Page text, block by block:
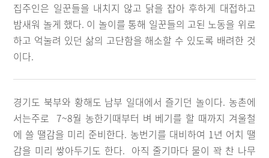
집주인은 일꾼들을 내치지 않고 닭을 잡아 후하게 대접하고
밤새워 놀게 했다. 이 놀이를 통해 일꾼들의 고된 노동을 위로
하고 억눌려 있던 삶의 고단함을 해소할 수 있도록 배려한 것
이다.
경기도 북부와 황해도 남부 일대에서 즐기던 놀이다. 농촌에
서는주로 7~8월 농한기때부터 벼 베기를 할 때까지 겨울철
에 쓸 땔감을 미리 준비한다. 농번기를 대비하여 1년 어치 땔
감을 미리 쌓아두기도 한다. 아직 줄기마다 물이 꽉 찬 나무